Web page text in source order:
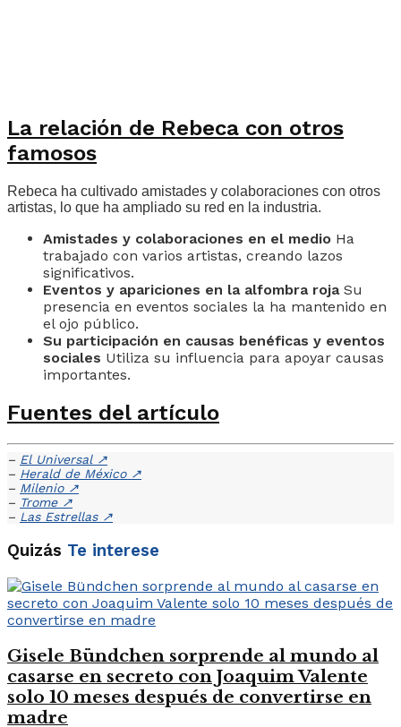
La relación de Rebeca con otros
famosos
Rebeca ha cultivado amistades y colaboraciones con otros
artistas, lo que ha ampliado su red en la industria.
Amistades y colaboraciones en el medio Ha
trabajado con varios artistas, creando lazos
significativos.
Eventos y apariciones en la alfombra rojaSu
presencia en eventos sociales la ha mantenido en
el ojo público.
Su participación en causas benéficas y eventos
sociales Utiliza su influencia para apoyar causas
importantes.
Fuentes del artículo
– El Universal ↗
– Herald de México ↗
– Milenio ↗
– Trome ↗
– Las Estrellas ↗
Quizás Te interese
Gisele Bündchen sorprende al mundo al
casarse en secreto con Joaquim Valente
solo 10 meses después de convertirse en
madre